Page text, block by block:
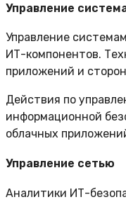
Управление
Управление
ИТ-компонентов.
приложений и
Действия по
информационной
облачных
Управление сетью
Аналитики ИТ-